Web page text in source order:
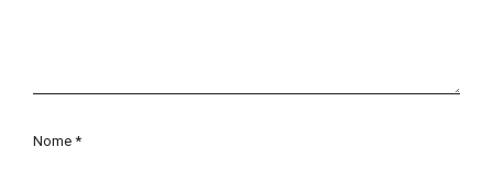
Nome *